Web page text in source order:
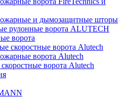
и дымозащитные шторы
рулонные ворота ALUTECH
ворота
скоростные ворота Alutech
ворота Alutech
ворота Alutech